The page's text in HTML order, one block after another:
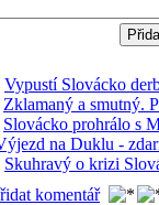
Vypustí Slovácko
Zklamaný a smutný.
Slovácko prohrálo s
na Duklu -
Skuhravý o krizi
komentář